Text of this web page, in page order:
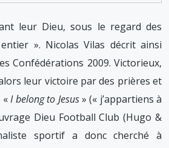
leur Dieu, sous le regard des
». Nicolas Vilas décrit ainsi
Confédérations 2009. Victorieux,
leur victoire par des prières et
«I belong to Jesus» (« j’appartiens à
Dieu Football Club (Hugo &
sportif a donc cherché à